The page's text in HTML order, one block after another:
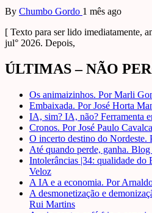
By Chumbo Gordo 1 mês ago
[ Texto para ser lido imediatamente,
jul° 2026. Depois,
ÚLTIMAS – NÃO
Os animaizinhos. Por Marli
Embaixada. Por José Horta
IA, sim? IA, não? Ferramenta
Cronos. Por José Paulo
O incerto destino do Nordeste.
Até quando perde, ganha.
Intolerâncias |34: qualidade do
Veloz
A IA e a economia. Por
A desmonetização e
Rui Martins